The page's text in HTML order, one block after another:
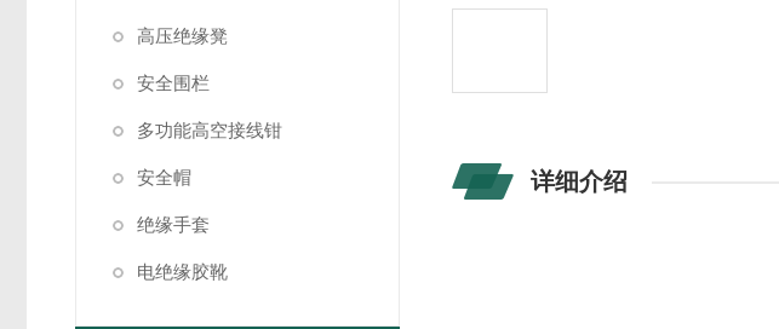
高压绝缘凳
安全围栏
多功能高空接线钳
安全帽
绝缘手套
电绝缘胶靴
详细介绍